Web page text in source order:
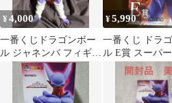
¥4,000
一番くじドラゴンボー
ル ジャネンバ フィギュ
¥5,990
一番くじ ドラ
ル E賞 スーパ
ンバ フィギュア